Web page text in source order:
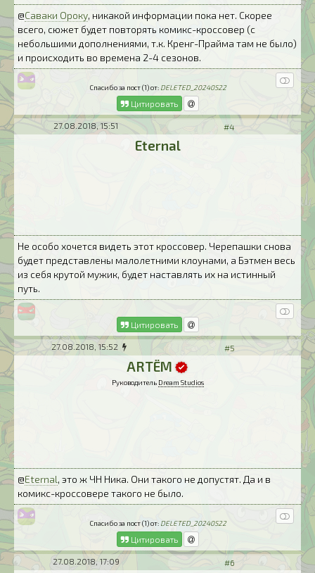
@Саваки Ороку, никакой информации пока нет. Скорее
всего, сюжет будет повторять комикс-кроссовер (с
небольшими дополнениями, т.к. Кренг-Прайма там не было)
и происходить во времена 2-4 сезонов.
Спасибо за пост (1) от: DELETED_20240522
Цитировать
27.08.2018, 15:51 #4
Eternal
Не особо хочется видеть этот кроссовер. Черепашки снова
будет представлены малолетними клоунами, а Бэтмен весь
из себя крутой мужик, будет наставлять их на истинный
путь.
Цитировать
27.08.2018, 15:52 #5
ARTЁM
Руководитель Dream Studios
@Eternal, это ж ЧН Ника. Они такого не допустят. Да и в
комикс-кроссовере такого не было.
Спасибо за пост (1) от: DELETED_20240522
Цитировать
27.08.2018, 17:09 #6